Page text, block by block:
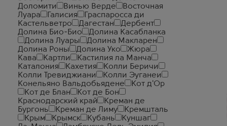
Доломити
Винью Верде
Восточная
Луара
Галисия
Граспаросса ди
Кастельветро
Дагестан
Дербент
Долина Био-Био
Долина Касабланка
Долина Луары
Долина Макларен
Долина Роны
Долина Уко
Жюра
Кава
Картли
Кастилия ла Манча
Каталония
Кахетия
Колли Беричи
Колли Тревиджиани
Колли Эуганеи
Конельяно Вальдобьядене
Кот д'Ор
Кот де Блан
Кот де Бон
Краснодарский край
Креман де
Бургонь
Креман де Лиму
Кремшталь
Крым
Крымск Кубань
Куншаг